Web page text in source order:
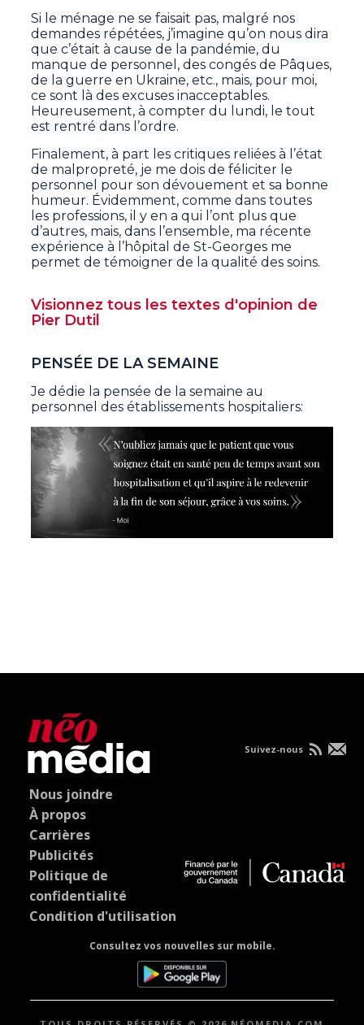
Si le ménage ne se faisait pas, malgré nos
demandes répétées, j’imagine qu’on nous dira
que c’était à cause de la pandémie, du
manque de personnel, des congés de Pâques,
de la guerre en Ukraine, etc., mais, pour moi,
ce sont là des excuses inacceptables.
Heureusement, à compter du lundi, le tout
est rentré dans l’ordre.
Finalement, à part les critiques reliées à l’état
de malpropreté, je me dois de féliciter le
personnel pour son dévouement et sa bonne
humeur. Évidemment, comme dans toutes
les professions, il y en a qui l’ont plus que
d’autres, mais, dans l’ensemble, ma récente
expérience à l’hôpital de St-Georges me
permet de témoigner de la qualité des soins.
Visionnez tous les textes d'opinion de
Pier Dutil
PENSÉE DE LA SEMAINE
Je dédie la pensée de la semaine au
personnel des établissements hospitaliers:
Nous joindre
À propos
Carrières
Publicités
Politique de
confidentialité
Condition d'utilisation
Consultez vos nouvelles sur mobile.
Suivez-nous